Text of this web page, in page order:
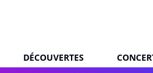
DÉCOUVERTES